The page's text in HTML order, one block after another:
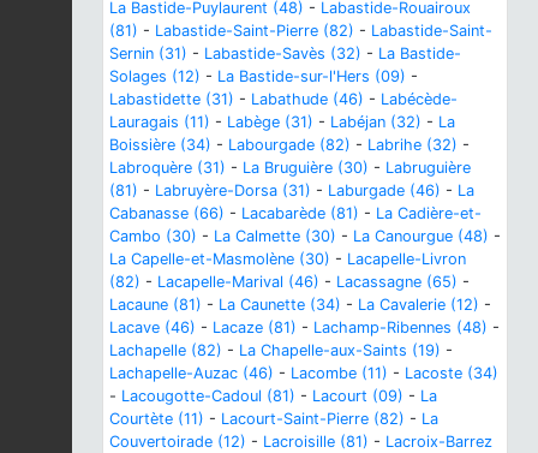
La Bastide-Puylaurent (48) - Labastide-Rouairoux
(81) - Labastide-Saint-Pierre (82) - Labastide-Saint-
Sernin (31) - Labastide-Savès (32) - La Bastide-
Solages (12) - La Bastide-sur-l'Hers (09) -
Labastidette (31) - Labathude (46) - Labécède-
Lauragais (11) - Labège (31) - Labéjan (32) - La
Boissière (34) - Labourgade (82) - Labrihe (32) -
Labroquère (31) - La Bruguière (30) - Labruguière
(81) - Labruyère-Dorsa (31) - Laburgade (46) - La
Cabanasse (66) - Lacabarède (81) - La Cadière-et-
Cambo (30) - La Calmette (30) - La Canourgue (48) -
La Capelle-et-Masmolène (30) - Lacapelle-Livron
(82) - Lacapelle-Marival (46) - Lacassagne (65) -
Lacaune (81) - La Caunette (34) - La Cavalerie (12) -
Lacave (46) - Lacaze (81) - Lachamp-Ribennes (48) -
Lachapelle (82) - La Chapelle-aux-Saints (19) -
Lachapelle-Auzac (46) - Lacombe (11) - Lacoste (34)
- Lacougotte-Cadoul (81) - Lacourt (09) - La
Courtète (11) - Lacourt-Saint-Pierre (82) - La
Couvertoirade (12) - Lacroisille (81) - Lacroix-Barrez